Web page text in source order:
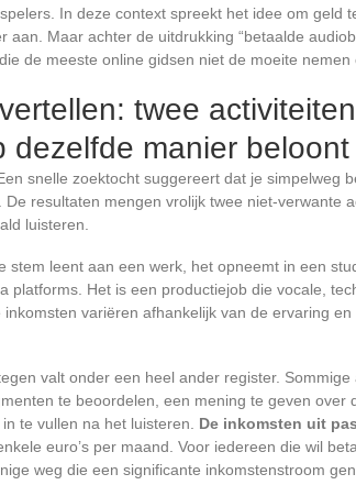
In deze context spreekt het idee om geld
aan. Maar achter de uitdrukking “betaalde
de meeste online gidsen niet de moeite nemen
twee
dezelfde manier beloont
snelle zoektocht suggereert dat je simpelweg
resultaten mengen vrolijk twee niet-verwante
luisteren.
stem leent aan een werk, het opneemt in een
platforms. Het is een productiejob die vocale,
variëren afhankelijk van de ervaring en
valt onder een heel ander register.
te beoordelen, een mening te geven over
te vullen na het luisteren. De inkomsten uit
euro’s per maand. Voor iedereen die wil
weg die een significante inkomstenstroom